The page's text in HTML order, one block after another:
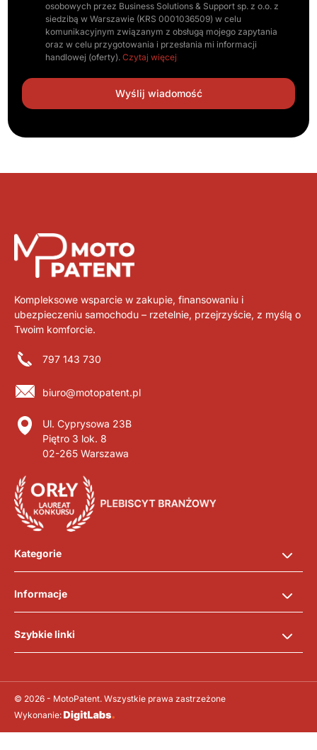
osobowych przez Business Solutions & Support sp. z o.o. z
siedzibą w Warszawie (KRS 0001036509) w celu
komunikacyjnym związanym z obsługą mojego zapytania
oraz w celu przygotowania i przesłania mi informacji
handlowej (oferty).Czytaj więcej
Kompleksowe wsparcie w zakupie, finansowaniu i
ubezpieczeniu samochodu – rzetelnie, przejrzyście, z myślą o
Twoim komforcie.
797 143 730
biuro@motopatent.pl
Ul. Cyprysowa 23B
Piętro 3 lok. 8
02-265 Warszawa
Kategorie
Informacje
Szybkie linki
© 2026 - MotoPatent. Wszystkie prawa zastrzeżone
Wykonanie: